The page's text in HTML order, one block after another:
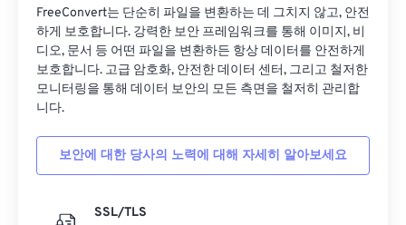
FreeConvert는 단순히 파일을 변환하는 데 그치지 않고, 안전
하게 보호합니다. 강력한 보안 프레임워크를 통해 이미지, 비
디오, 문서 등 어떤 파일을 변환하든 항상 데이터를 안전하게
보호합니다. 고급 암호화, 안전한 데이터 센터, 그리고 철저한
모니터링을 통해 데이터 보안의 모든 측면을 철저히 관리합
니다.
보안에 대한 당사의 노력에 대해 자세히 알아보세요
SSL/TLS